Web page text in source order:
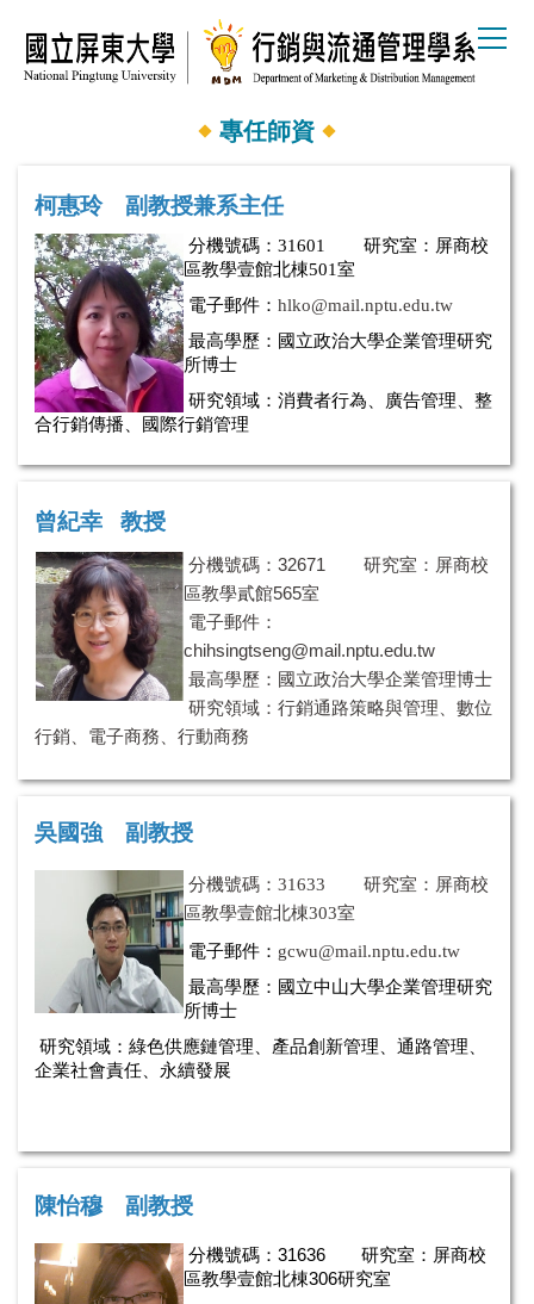
主
專任師資
柯惠玲 副教授兼系主任
分機號碼： 31601 研究室：屏商校
區教學壹館北棟501室
電子郵件： hlko@mail.nptu.edu.tw
最高學歷： 國立政治大學企業管理研究
所博士
研究領域： 消費者行為、廣告管理、 整
合行銷傳播、 國際行銷管理
曾紀幸 教授
分機號碼：32671 研究室：屏商校
區教學貳館565室
電子郵件：
chihsingtseng@mail.nptu.edu.tw
最高學歷：國立政治大學企業管理博士
研究領域：行銷通路策略與管理、數位
行銷、電子商務、行動商務
吳國強 副教授
分機號碼： 31633 研究室：屏商校
區教學壹館北棟303室
電子郵件 ： gcwu@mail.nptu.edu.tw
最高學歷： 國立中山大學企業管理研究
所博士
研究領域：綠色供應鏈管理、產品創新管理、通路管理、
企業社會責任、永續發展
陳怡穆 副教授
分機號碼：31636 研究室：屏商校
區教學壹館北棟306研究室